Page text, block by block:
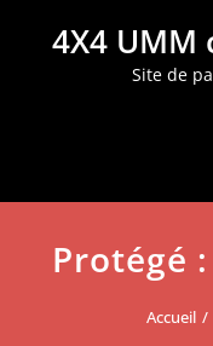
4X4 UMM
Site de
Protégé
Accueil